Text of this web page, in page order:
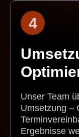
4
Unser Team
Umsetzung –
Ergebnisse